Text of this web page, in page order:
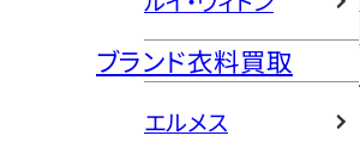
ブランド衣料買取
エルメス